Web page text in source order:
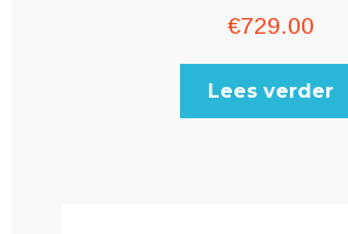
€729.00
Lees verder